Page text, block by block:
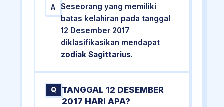
A
Seseorang yang memiliki
batas kelahiran pada tanggal
12 Desember 2017
diklasifikasikan mendapat
zodiak Sagittarius.
Q
TANGGAL 12 DESEMBER
2017 HARI APA?